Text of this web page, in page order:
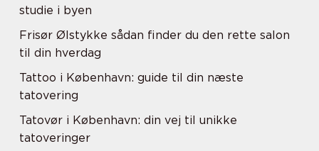
studie i byen
Frisør Ølstykke sådan finder du den rette salon
til din hverdag
Tattoo i København: guide til din næste
tatovering
Tatovør i København: din vej til unikke
tatoveringer